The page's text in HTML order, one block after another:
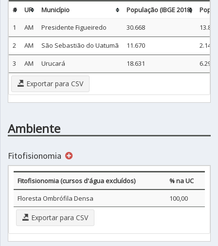
# UF Município População (IBGE 2018)
1
AM Presidente Figueiredo 30.668 13.896
2 AM São Sebastião do Uatumã 11.670 2.143
3 AM Urucará 18.631 6.295
Exportar para CSV
Ambiente
Fitofisionomia
Fitofisionomia (cursos d'água excluídos)
% na UC
Floresta Ombrófila Densa
100,00
Exportar para CSV